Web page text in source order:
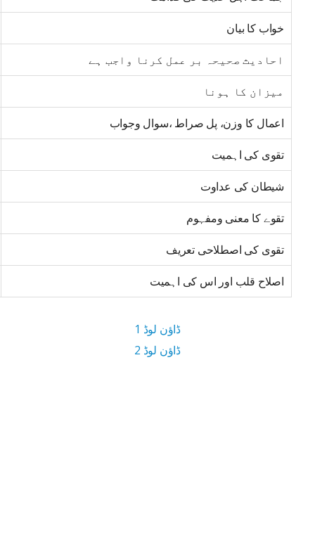
خواب کا بیان
احادیث صحیحہ بر عمل کرنا واجب ہے
میزان کا ہونا
اعمال کا وزن، پل صراط ،سوال وجواب
تقوی کی اہمیت
شیطان کی عداوت
تقوے کا معنی ومفہوم
تقوی کی اصطلاحی تعریف
اصلاح قلب اور اس کی اہمیت
ڈاؤن لوڈ 1
ڈاؤن لوڈ 2